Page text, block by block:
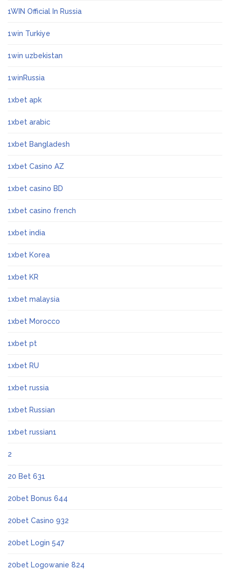
1WIN Official In Russia
1win Turkiye
1win uzbekistan
1winRussia
1xbet apk
1xbet arabic
1xbet Bangladesh
1xbet Casino AZ
1xbet casino BD
1xbet casino french
1xbet india
1xbet Korea
1xbet KR
1xbet malaysia
1xbet Morocco
1xbet pt
1xbet RU
1xbet russia
1xbet Russian
1xbet russian1
2
20 Bet 631
20bet Bonus 644
20bet Casino 932
20bet Login 547
20bet Logowanie 824